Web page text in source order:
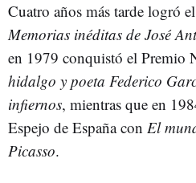
Cuatro años más tarde logró
Memorias inéditas de José
en 1979 conquistó el Premio
hidalgo y poeta Federico
infiernos, mientras que en
Espejo de España con El
Picasso.